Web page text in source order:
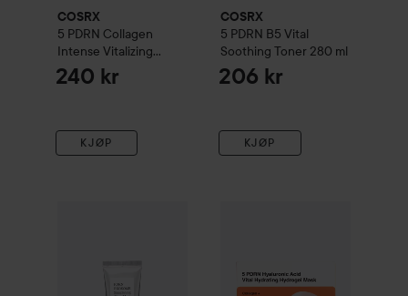
COSRX
5 PDRN Collagen
Intense Vitalizing
Serum 100 ml
240 kr
KJØP
COSRX
5 PDRN B5 Vital
Soothing Toner 280 ml
206 kr
KJØP